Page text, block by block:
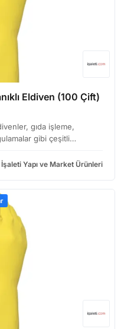
Eldiven (100 Çift)
gıda işleme,
gibi çeşitli
hem de üstün kor…
İşaleti Yapı ve Market Ürünleri